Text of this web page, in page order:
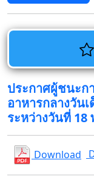
ประกาศผู้ชนะก
อาหารกลางวัน
ระหว่างวันที่ 18
Download